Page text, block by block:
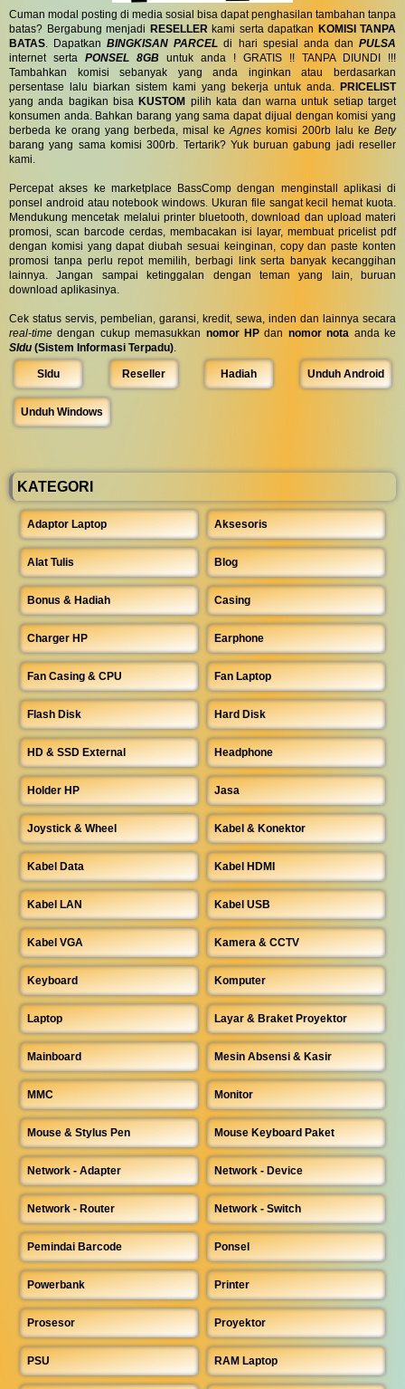
Cuman modal posting di media sosial bisa dapat penghasilan tambahan tanpa
batas? Bergabung menjadi RESELLERkami serta dapatkan KOMISI TANPA
BATAS. DapatkanBINGKISAN PARCEL di hari spesial anda danPULSA
internet serta PONSEL 8GB untuk anda ! GRATIS !! TANPA DIUNDI !!!
Tambahkan komisi sebanyak yang anda inginkan atau berdasarkan
persentase lalu biarkan sistem kami yang bekerja untuk anda. PRICELIST
yang anda bagikan bisa KUSTOM pilih kata dan warna untuk setiap target
konsumen anda. Bahkan barang yang sama dapat dijual dengan komisi yang
berbeda ke orang yang berbeda, misal keAgnes komisi 200rb lalu ke Bety
barang yang sama komisi 300rb. Tertarik? Yuk buruan gabung jadi reseller
kami.
Percepat akses ke marketplace BassComp dengan menginstall aplikasi di
ponsel android atau notebook windows. Ukuran file sangat kecil hemat kuota.
Mendukung mencetak melalui printer bluetooth, download dan upload materi
promosi, scan barcode cerdas, membacakan isi layar, membuat pricelist pdf
dengan komisi yang dapat diubah sesuai keinginan, copy dan paste konten
promosi tanpa perlu repot memilih, berbagi link serta banyak kecanggihan
lainnya. Jangan sampai ketinggalan dengan teman yang lain, buruan
download aplikasinya.
Cek status servis, pembelian, garansi, kredit, sewa, inden dan lainnya secara
real-time dengan cukup memasukkan nomor HP dan nomor nota anda ke
SIdu (Sistem Informasi Terpadu).
SIdu Reseller Hadiah Unduh Android
Unduh Windows
KATEGORI
Adaptor Laptop Aksesoris
Alat Tulis Blog
Bonus & Hadiah Casing
Charger HP Earphone
Fan Casing & CPU Fan Laptop
Flash Disk Hard Disk
HD & SSD External Headphone
Holder HP Jasa
Joystick & Wheel Kabel & Konektor
Kabel Data Kabel HDMI
Kabel LAN Kabel USB
Kabel VGA Kamera & CCTV
Keyboard Komputer
Laptop Layar & Braket Proyektor
Mainboard Mesin Absensi & Kasir
MMC Monitor
Mouse & Stylus Pen Mouse Keyboard Paket
Network - Adapter Network - Device
Network - Router Network - Switch
Pemindai Barcode Ponsel
Powerbank Printer
Prosesor Proyektor
PSU RAM Laptop